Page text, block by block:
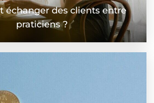
échanger des clients entre
praticiens ?